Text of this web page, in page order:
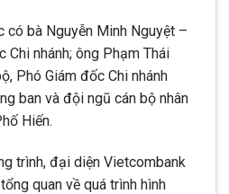
bà Nguyễn Minh Nguyệt –
Chi nhánh; ông Phạm Thái
Phó Giám đốc Chi nhánh
ban và đội ngũ cán bộ nhân
Hiến.
trình, đại diện Vietcombank
quan về quá trình hình